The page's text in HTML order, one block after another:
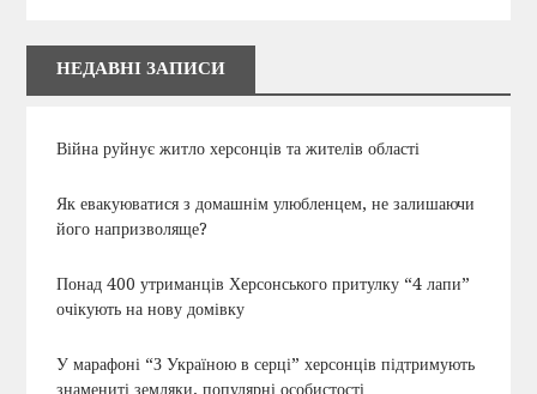
НЕДАВНІ ЗАПИСИ
Війна руйнує житло херсонців та жителів області
Як евакуюватися з домашнім улюбленцем, не залишаючи
його напризволяще?
Понад 400 утриманців Херсонського притулку “4 лапи”
очікують на нову домівку
У марафоні “З Україною в серці” херсонців підтримують
знамениті земляки, популярні особистості